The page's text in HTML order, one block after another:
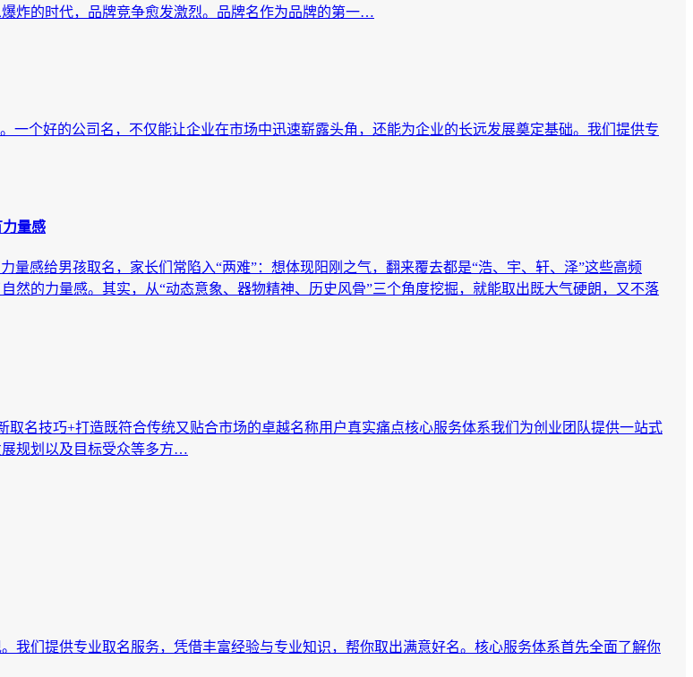
炸的时代，品牌竞争愈发激烈。品牌名作为品牌的第一…
一个好的公司名，不仅能让企业在市场中迅速崭露头角，还能为企业的长远发展奠定基础。我们提供专
量感
量感给男孩取名，家长们常陷入“两难”：想体现阳刚之气，翻来覆去都是“浩、宇、轩、泽”这些高频
然的力量感。其实，从“动态意象、器物精神、历史风骨”三个角度挖掘，就能取出既大气硬朗，又不落
名技巧+打造既符合传统又贴合市场的卓越名称用户真实痛点核心服务体系我们为创业团队提供一站式
规划以及目标受众等多方…
我们提供专业取名服务，凭借丰富经验与专业知识，帮你取出满意好名。核心服务体系首先全面了解你